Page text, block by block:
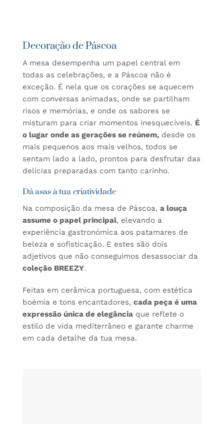
Decoração de Páscoa
A mesa desempenha um papel central em
todas as celebrações, e a Páscoa não é
exceção. É nela que os corações se aquecem
com conversas animadas, onde se partilham
risos e memórias, e onde os sabores se
misturam para criar momentos inesquecíveis. É
o lugar onde as gerações se reúnem, desde os
mais pequenos aos mais velhos, todos se
sentam lado a lado, prontos para desfrutar das
delícias preparadas com tanto carinho.
Dá asas à tua criatividade
Na composição da mesa de Páscoa, a louça
assume o papel principal, elevando a
experiência gastronómica aos patamares de
beleza e sofisticação. E estes são dois
adjetivos que não conseguimos desassociar da
coleção BREEZY.
Feitas em cerâmica portuguesa, com estética
boémia e tons encantadores, cada peça é uma
expressão única de elegância que reflete o
estilo de vida mediterrâneo e garante charme
em cada detalhe da tua mesa.